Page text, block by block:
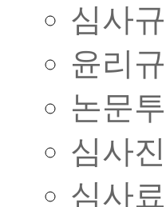
심사
윤리
논문
심사
심사